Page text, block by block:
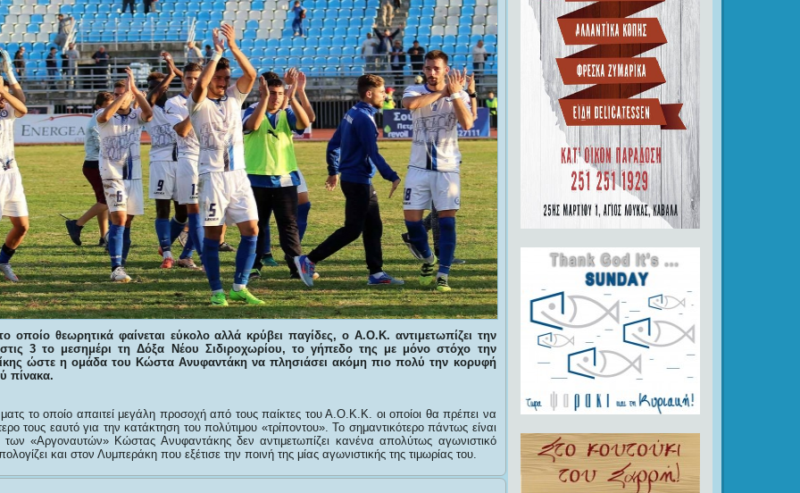
οποίο θεωρητικά φαίνεται εύκολο αλλά κρύβει παγίδες, ο Α.Ο.Κ. αντιμετωπίζει την
3 το μεσημέρι τη Δόξα Νέου Σιδιροχωρίου, το γήπεδο της με μόνο στόχο την
ώστε η ομάδα του Κώστα Ανυφαντάκη να πλησιάσει ακόμη πιο πολύ την κορυφή
πίνακα.
ματς το οποίο απαιτεί μεγάλη προσοχή από τους παίκτες του Α.Ο.Κ.Κ. οι οποίοι θα πρέπει να
τους εαυτό για την κατάκτηση του πολύτιμου «τρίποντου». Το σημαντικότερο πάντως είναι
των «Αργοναυτών» Κώστας Ανυφαντάκης δεν αντιμετωπίζει κανένα απολύτως αγωνιστικό
και στον Λυμπεράκη που εξέτισε την ποινή της μίας αγωνιστικής της τιμωρίας του.